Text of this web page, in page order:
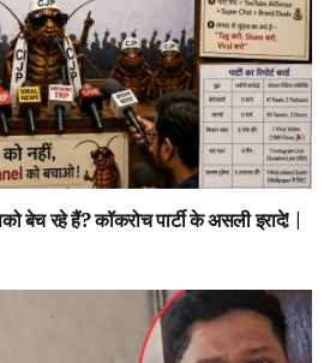
बेच रहे हैं? कॉकरोच पार्टी के असली इरादे! |